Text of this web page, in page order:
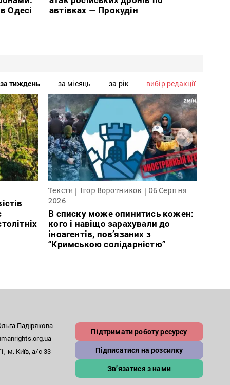
Одесі
автівках — Прокудін
за тиждень за місяць за рік вибір редакції
Тексти Ігор Воротников
06 Серпня
2026
В списку може опинитись кожен:
кого і навіщо зарахували до
іноагентів, пов’язаних з
“Кримською солідарністю”
Падірякова
м. Київ, а/с 33
Підтримати роботу ресурсу
Підписатися на розсилку
Зв’язатися з нами